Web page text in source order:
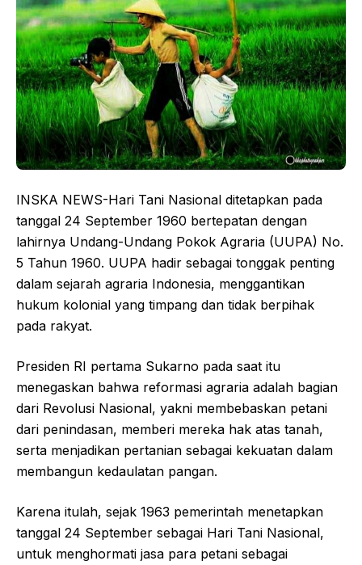
INSKA NEWS-Hari Tani Nasional ditetapkan pada
tanggal 24 September 1960 bertepatan dengan
lahirnya Undang-Undang Pokok Agraria (UUPA) No.
5 Tahun 1960. UUPA hadir sebagai tonggak penting
dalam sejarah agraria Indonesia, menggantikan
hukum kolonial yang timpang dan tidak berpihak
pada rakyat.
Presiden RI pertama Sukarno pada saat itu
menegaskan bahwa reformasi agraria adalah bagian
dari Revolusi Nasional, yakni membebaskan petani
dari penindasan, memberi mereka hak atas tanah,
serta menjadikan pertanian sebagai kekuatan dalam
membangun kedaulatan pangan.
Karena itulah, sejak 1963 pemerintah menetapkan
tanggal 24 September sebagai Hari Tani Nasional,
untuk menghormati jasa para petani sebagai